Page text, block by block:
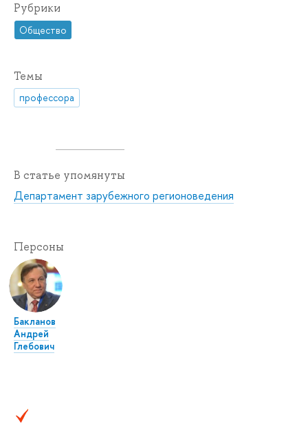
Рубрики
Общество
Темы
профессора
В статье упомянуты
Департамент зарубежного регионоведения
Персоны
Бакланов
Андрей
Глебович